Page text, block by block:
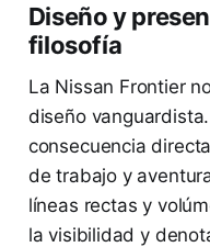
Diseño y
filosofía
La Nissan Frontier
diseño
consecuencia
de trabajo y
líneas rectas y
la visibilidad y